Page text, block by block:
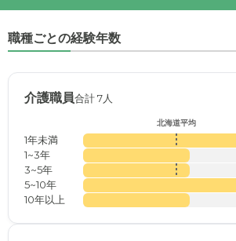
職種ごとの経験年数
介護職員合計 7人
北海道平均
1年未満
1~3年
3~5年
5~10年
10年以上